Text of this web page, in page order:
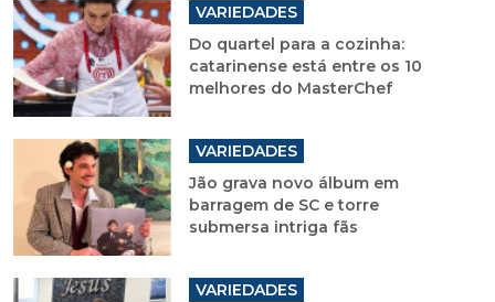
VARIEDADES
Do quartel para a cozinha:
catarinense está entre os 10
melhores do MasterChef
VARIEDADES
Jão grava novo álbum em
barragem de SC e torre
submersa intriga fãs
VARIEDADES